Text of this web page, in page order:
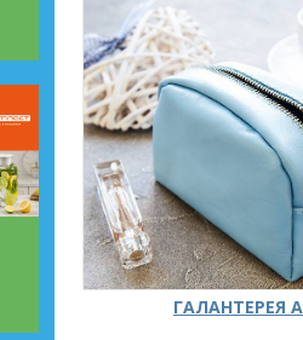
ГАЛАНТЕРЕЯ